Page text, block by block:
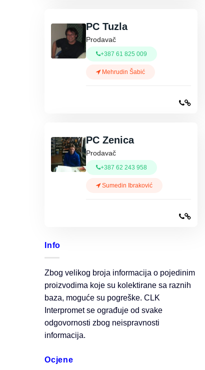
PC Tuzla
Prodavač
+387 61 825 009
Mehrudin Šabić
PC Zenica
Prodavač
+387 62 243 958
Sumedin Ibraković
Info
Zbog velikog broja informacija o pojedinim
proizvodima koje su kolektirane sa raznih
baza, moguće su pogreške. CLK
Interpromet se ograđuje od svake
odgovornosti zbog neispravnosti
informacija.
Ocjene